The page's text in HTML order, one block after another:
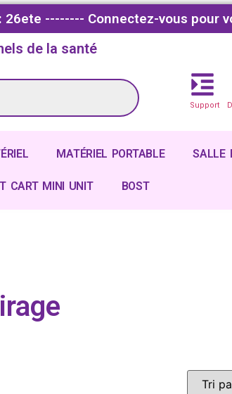
-------- Connectez-vous pour
de la santé
Support
MATÉRIEL PORTABLE SALLE
CART MINI UNIT BOST